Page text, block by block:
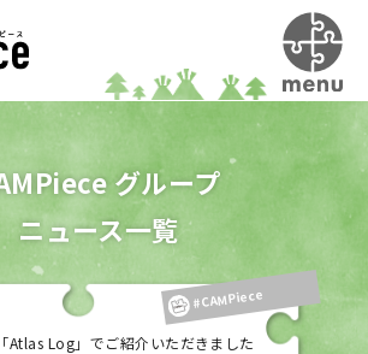
グループ
ニュース一覧
#CAMPiece
Atlas Log」でご紹介いただきました